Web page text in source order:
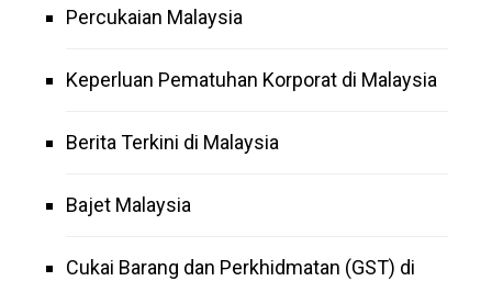
Percukaian Malaysia
Keperluan Pematuhan Korporat di Malaysia
Berita Terkini di Malaysia
Bajet Malaysia
Cukai Barang dan Perkhidmatan (GST) di